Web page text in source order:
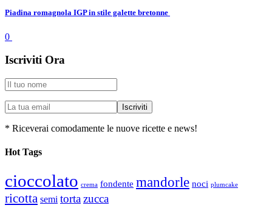
Piadina romagnola IGP in stile galette bretonne
0
Iscriviti Ora
* Riceverai comodamente le nuove ricette e news!
Hot Tags
cioccolato crema fondente mandorle noci plumcake
ricotta semi tortazucca